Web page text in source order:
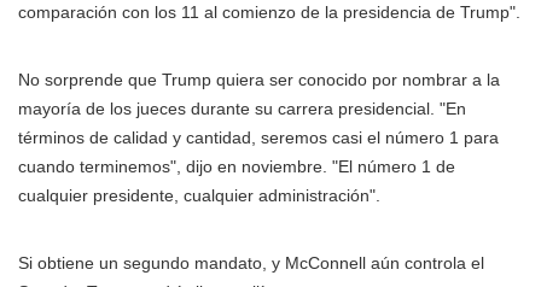
comparación con los 11 al comienzo de la presidencia de Trump".
No sorprende que Trump quiera ser conocido por nombrar a la
mayoría de los jueces durante su carrera presidencial. "En
términos de calidad y cantidad, seremos casi el número 1 para
cuando terminemos", dijo en noviembre. "El número 1 de
cualquier presidente, cualquier administración".
Si obtiene un segundo mandato, y McConnell aún controla el